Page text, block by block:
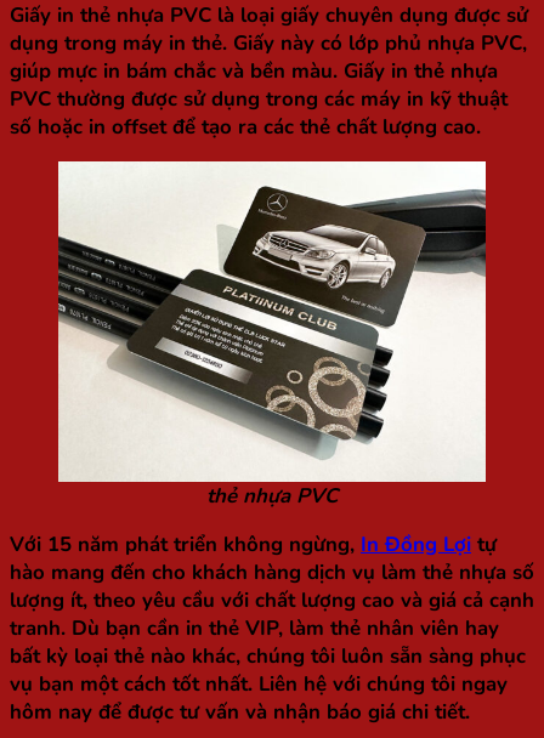
Giấy in thẻ nhựa PVC là loại giấy chuyên dụng được sử
dụng trong máy in thẻ. Giấy này có lớp phủ nhựa PVC,
giúp mực in bám chắc và bền màu. Giấy in thẻ nhựa
PVC thường được sử dụng trong các máy in kỹ thuật
số hoặc in offset để tạo ra các thẻ chất lượng cao.
thẻ nhựa PVC
Với 15 năm phát triển không ngừng, In Đồng Lợi tự
hào mang đến cho khách hàng dịch vụ làm thẻ nhựa số
lượng ít, theo yêu cầu với chất lượng cao và giá cả cạnh
tranh. Dù bạn cần in thẻ VIP, làm thẻ nhân viên hay
bất kỳ loại thẻ nào khác, chúng tôi luôn sẵn sàng phục
vụ bạn một cách tốt nhất. Liên hệ với chúng tôi ngay
hôm nay để được tư vấn và nhận báo giá chi tiết.